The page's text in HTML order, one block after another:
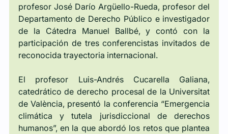
profesor José Darío Argüello-Rueda, profesor del
Departamento de Derecho Público e investigador
de la Cátedra Manuel Ballbé, y contó con la
participación de tres conferencistas invitados de
reconocida trayectoria internacional.
El profesor Luis-Andrés Cucarella Galiana,
catedrático de derecho procesal de la Universitat
de València, presentó la conferencia “Emergencia
climática y tutela jurisdiccional de derechos
humanos”, en la que abordó los retos que plantea